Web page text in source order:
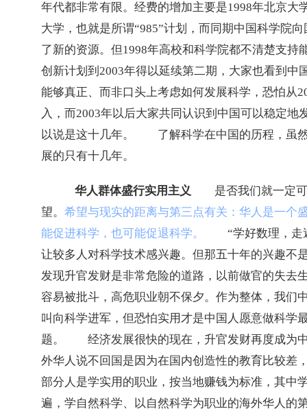
年代都非常有限。经费的增加主要是1998年北京大
大学，也就是所谓“985”计划，而同期中国科学院向
了新的资源。但1998年高校和科学院都不清楚支
创新计划到 2003年得以延续第二期，大家也看到中
能够真正、而非口头上考虑如何发展科学，恐怕从
入，而2003年以后大家共同认识到中国可以稳定地
以说是这十几年。　　了解科学在中国的历程，虽
展的只有十几年。
华人群体盛行实用主义 是否我们就一定可
望。 希望与现实的距离与第三点有关：华人是一个
能促进科学，也可能促退科学。
“学好数理，走
让较多人对科学技术感兴趣。但那五十年的兴趣不
发现升官发财是非常危险的道路，以前做官的失去
容易被批斗，高危职业朝不保夕。作为整体，我们
叫向科学进军，但恐怕实用才是中国人愿意做科学
题。　　经济发展很快的现在，升官发财再度成为
外华人说不回国是因为在国内创造性的教育比较差
部分人是学实用的职业，按当地赚钱为标准，其中
遍，学自然科学、以自然科学为职业的海外华人的